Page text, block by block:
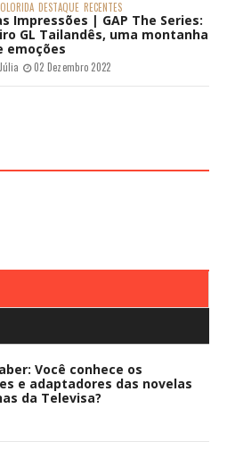
DESTAQUE RECENTES
Impressões | GAP The Series:
GL Tailandês, uma montanha
emoções
02 Dezembro 2022
Você conhece os
e adaptadores das novelas
da Televisa?